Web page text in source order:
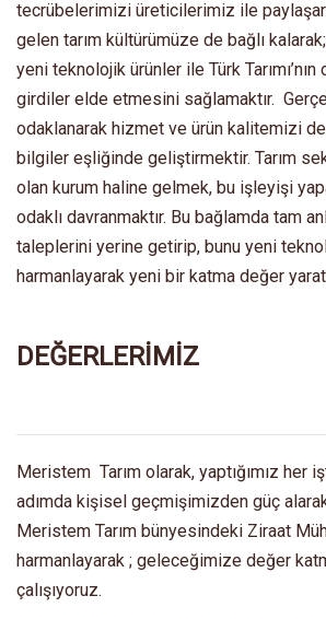
tecrübelerimizi üreticilerimiz ile
gelen tarım kültürümüze de bağlı
yeni teknolojik ürünler ile Türk
girdiler elde etmesini sağlamaktır.
odaklanarak hizmet ve ürün kalitemizi
bilgiler eşliğinde geliştirmektir. Tarım
olan kurum haline gelmek, bu işleyişi
odaklı davranmaktır. Bu bağlamda tam
taleplerini yerine getirip, bunu yeni
harmanlayarak yeni bir katma değer
DEĞERLERİMİZ
Meristem Tarım olarak, yaptığımız her
adımda kişisel geçmişimizden güç
Meristem Tarım bünyesindeki Ziraat
harmanlayarak ; geleceğimize değer
çalışıyoruz.